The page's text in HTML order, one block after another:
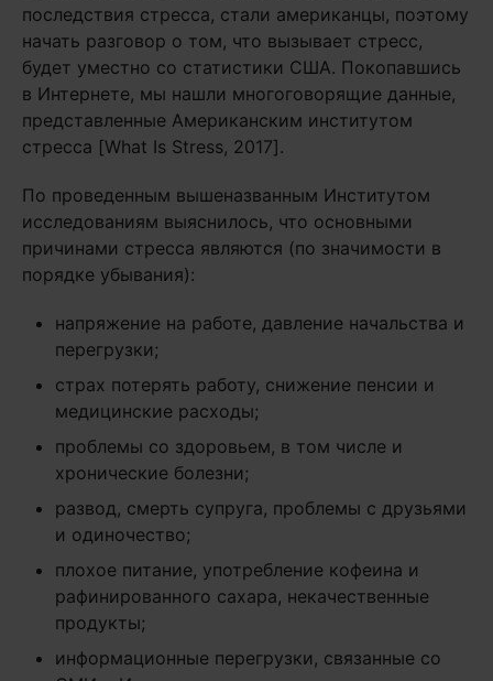
последствия стресса, стали американцы, поэтому
начать разговор о том, что вызывает стресс,
будет уместно со статистики США. Покопавшись
в Интернете, мы нашли многоговорящие данные,
представленные Американским институтом
стресса [What Is Stress, 2017].
По проведенным вышеназванным Институтом
исследованиям выяснилось, что основными
причинами стресса являются (по значимости в
порядке убывания):
напряжение на работе, давление начальства и
перегрузки;
страх потерять работу, снижение пенсии и
медицинские расходы;
проблемы со здоровьем, в том числе и
хронические болезни;
развод, смерть супруга, проблемы с друзьями
и одиночество;
плохое питание, употребление кофеина и
рафинированного сахара, некачественные
продукты;
информационные перегрузки, связанные со